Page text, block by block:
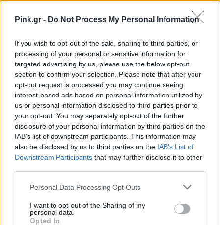
Pink.gr - Do Not Process My Personal Information
If you wish to opt-out of the sale, sharing to third parties, or
processing of your personal or sensitive information for
targeted advertising by us, please use the below opt-out
section to confirm your selection. Please note that after your
opt-out request is processed you may continue seeing
interest-based ads based on personal information utilized by
us or personal information disclosed to third parties prior to
your opt-out. You may separately opt-out of the further
disclosure of your personal information by third parties on the
IAB’s list of downstream participants. This information may
also be disclosed by us to third parties on the IAB’s List of
Downstream Participants that may further disclose it to other
Personal Data Processing Opt Outs
I want to opt-out of the Sharing of my
personal data.
Opted In
Βρες το εδώ
ESTÉE LAUDER - Bronze Goddess Eau